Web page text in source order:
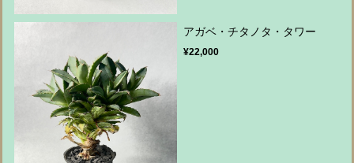
アガベ・チタノタ・タワー
¥22,000